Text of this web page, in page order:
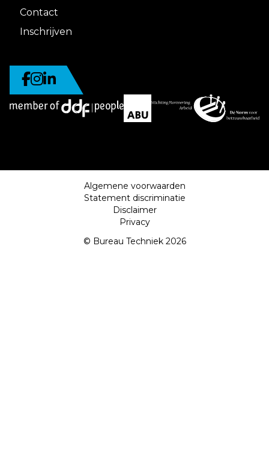
Contact
Inschrijven
Algemene voorwaarden
Statement discriminatie
Disclaimer
Privacy
© Bureau Techniek 2026